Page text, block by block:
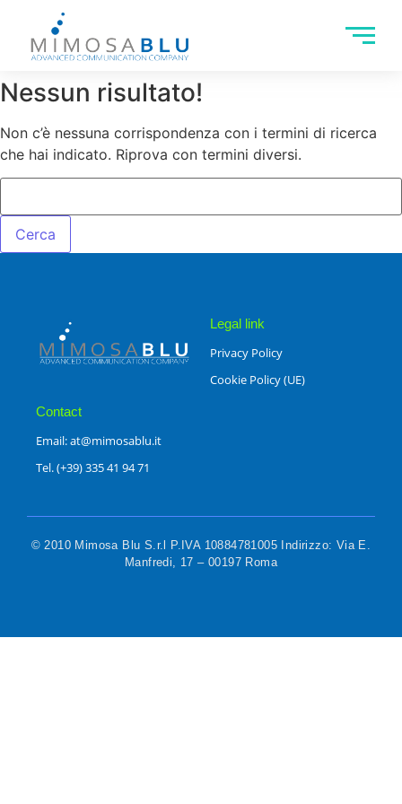
Nessun risultato!
Non c’è nessuna corrispondenza con i termini di ricerca
che hai indicato. Riprova con termini diversi.
Legal link
Privacy Policy
Cookie Policy (UE)
Contact
Email: at@mimosablu.it
Tel. (+39) 335 41 94 71
© 2010 Mimosa Blu S.r.l P.IVA 10884781005 Indirizzo: Via E.
Manfredi, 17 – 00197 Roma